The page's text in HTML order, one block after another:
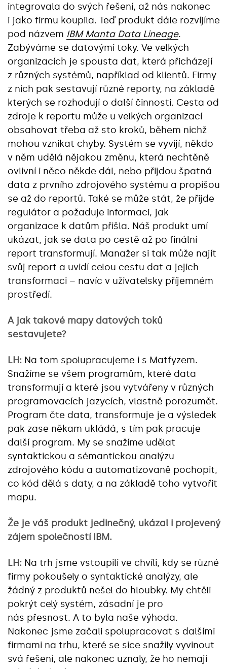
integrovala do svých řešení, až nás nakonec
i jako firmu koupila. Teď produkt dále rozvíjíme
pod názvem IBM Manta Data Lineage.
Zabýváme se datovými toky. Ve velkých
organizacích je spousta dat, která přicházejí
z různých systémů, například od klientů. Firmy
z nich pak sestavují různé reporty, na základě
kterých se rozhodují o další činnosti. Cesta od
zdroje k reportu může u velkých organizací
obsahovat třeba až sto kroků, během nichž
mohou vznikat chyby. Systém se vyvíjí, někdo
v něm udělá nějakou změnu, která nechtěně
ovlivní i něco někde dál, nebo přijdou špatná
data z prvního zdrojového systému a propíšou
se až do reportů. Také se může stát, že přijde
regulátor a požaduje informaci, jak
organizace k datům přišla. Náš produkt umí
ukázat, jak se data po cestě až po finální
report transformují. Manažer si tak může najít
svůj report a uvidí celou cestu dat a jejich
transformaci – navíc v uživatelsky příjemném
prostředí.
A jak takové mapy datových toků
sestavujete?
LH: Na tom spolupracujeme i s Matfyzem.
Snažíme se všem programům, které data
transformují a které jsou vytvářeny v různých
programovacích jazycích, vlastně porozumět.
Program čte data, transformuje je a výsledek
pak zase někam ukládá, s tím pak pracuje
další program. My se snažíme udělat
syntaktickou a sémantickou analýzu
zdrojového kódu a automatizovaně pochopit,
co kód dělá s daty, a na základě toho vytvořit
mapu.
Že je váš produkt jedinečný, ukázal i projevený
zájem společností IBM.
LH: Na trh jsme vstoupili ve chvíli, kdy se různé
firmy pokoušely o syntaktické analýzy, ale
žádný z produktů nešel do hloubky. My chtěli
pokrýt celý systém, zásadní je pro
nás přesnost. A to byla naše výhoda.
Nakonec jsme začali spolupracovat s dalšími
firmami na trhu, které se sice snažily vyvinout
svá řešení, ale nakonec uznaly, že ho nemají